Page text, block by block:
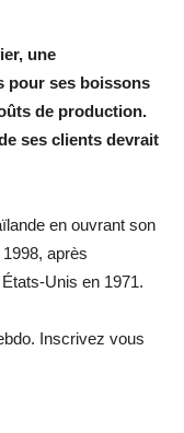
une
pour ses boissons
de production.
ses clients devrait
en ouvrant son
après
Unis en 1971.
Inscrivez vous